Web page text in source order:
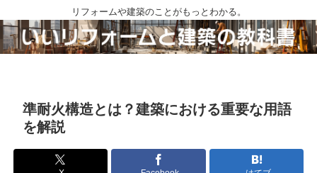
リフォームや建築のことがもっとわかる。
準耐火構造とは？建築における重要な用語
を解説